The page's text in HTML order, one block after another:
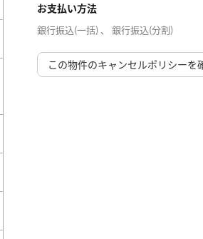
お支払い方法
銀行振込(一括) 、 銀行振込(分割)
この物件のキャンセルポリシーを